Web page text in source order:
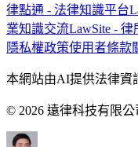
律點通 - 法律知識平台
業知識交流LawSite -
隱私權政策使用者條款
本網站由AI提供法律資
© 2026 遠律科技有限公